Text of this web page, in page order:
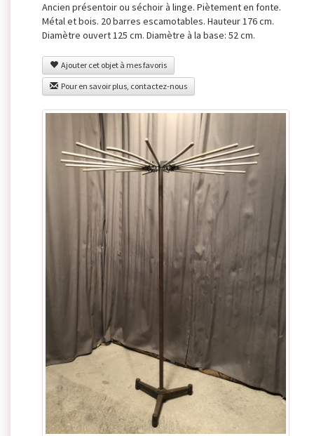
Ancien présentoir ou séchoir à linge. Piètement en fonte.
Métal et bois. 20 barres escamotables. Hauteur 176 cm.
Diamètre ouvert 125 cm. Diamètre à la base: 52 cm.
Ajouter cet objet à mes favoris
Pour en savoir plus, contactez-nous